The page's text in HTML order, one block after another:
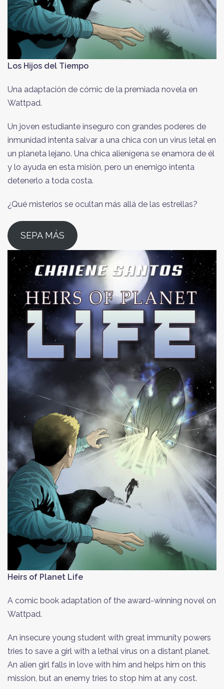
Los Hijos del Tiempo
Una adaptación de cómic de la premiada novela en
Wattpad.
Un joven estudiante inseguro con grandes poderes de
inmunidad intenta salvar a una chica con un virus letal en
un planeta lejano. Una chica alienígena se enamora de él
y lo ayuda en esta misión, pero un enemigo intenta
detenerlo a toda costa.
¿Qué misterios se ocultan más allá de las estrellas?
SEPA MÁS
Heirs of Planet Life
A comic book adaptation of the award-winning novel on
Wattpad.
An insecure young student with great immunity powers
tries to save a girl with a lethal virus on a distant planet.
An alien girl falls in love with him and helps him on this
mission, but an enemy tries to stop him at any cost.